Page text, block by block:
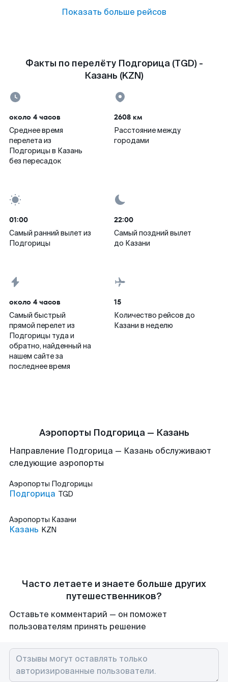
Показать больше рейсов
Факты по перелёту Подгорица (TGD) -
Казань (KZN)
около 4 часов
Среднее время
перелета из
Подгорицы в Казань
без пересадок
2608 км
Расстояние между
городами
01:00
Самый ранний вылет из
Подгорицы
22:00
Самый поздний вылет
до Казани
около 4 часов
Самый быстрый
прямой перелет из
Подгорицы туда и
обратно, найденный на
нашем сайте за
последнее время
15
Количество рейсов до
Казани в неделю
Аэропорты Подгорица — Казань
Направление Подгорица — Казань обслуживают
следующие аэропорты
Аэропорты Подгорицы
Подгорица TGD
Аэропорты Казани
Казань KZN
Часто летаете и знаете больше других
путешественников?
Оставьте комментарий — он поможет
пользователям принять решение